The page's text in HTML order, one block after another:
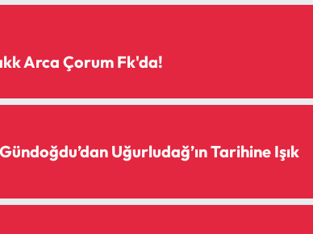
Arca Çorum Fk'da!
Uğurludağ’ın Tarihine Işık